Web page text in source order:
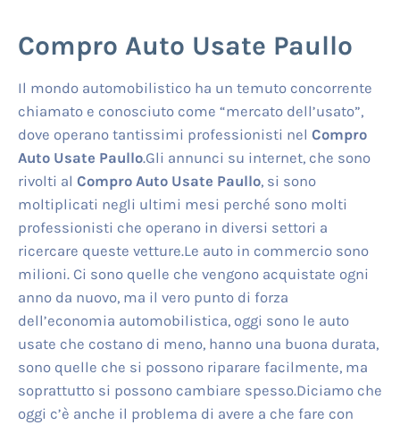
Compro Auto Usate Paullo
Il mondo automobilistico ha un temuto concorrente
chiamato e conosciuto come “mercato dell’usato”,
dove operano tantissimi professionisti nel Compro
Auto Usate Paullo.Gli annunci su internet, che sono
rivolti al Compro Auto Usate Paullo, si sono
moltiplicati negli ultimi mesi perché sono molti
professionisti che operano in diversi settori a
ricercare queste vetture.Le auto in commercio sono
milioni. Ci sono quelle che vengono acquistate ogni
anno da nuovo, ma il vero punto di forza
dell’economia automobilistica, oggi sono le auto
usate che costano di meno, hanno una buona durata,
sono quelle che si possono riparare facilmente, ma
soprattutto si possono cambiare spesso.Diciamo che
oggi c’è anche il problema di avere a che fare con